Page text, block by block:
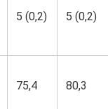
5 (0,2) 5 (0,2)
75,4 80,3